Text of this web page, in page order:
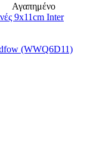
Αγαπημένο
9x11cm Inter